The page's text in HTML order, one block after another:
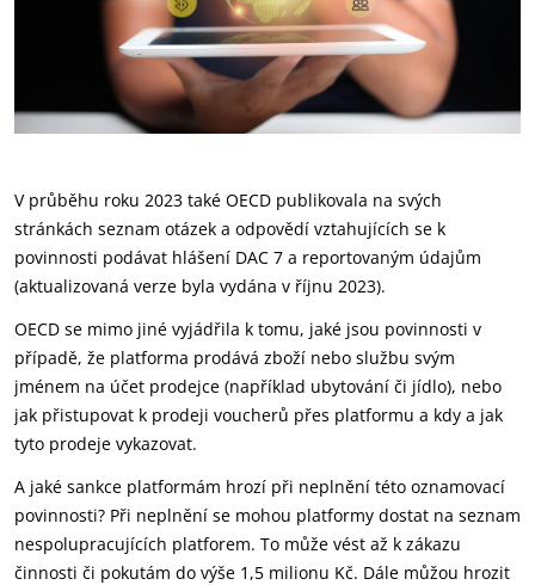
V průběhu roku 2023 také OECD publikovala na svých
stránkách seznam otázek a odpovědí vztahujících se k
povinnosti podávat hlášení DAC 7 a reportovaným údajům
(aktualizovaná verze byla vydána v říjnu 2023).
OECD se mimo jiné vyjádřila k tomu, jaké jsou povinnosti v
případě, že platforma prodává zboží nebo službu svým
jménem na účet prodejce (například ubytování či jídlo), nebo
jak přistupovat k prodeji voucherů přes platformu a kdy a jak
tyto prodeje vykazovat.
A jaké sankce platformám hrozí při neplnění této oznamovací
povinnosti? Při neplnění se mohou platformy dostat na seznam
nespolupracujících platforem. To může vést až k zákazu
činnosti či pokutám do výše 1,5 milionu Kč. Dále můžou hrozit